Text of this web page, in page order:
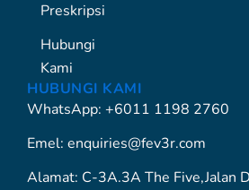
Preskripsi
Hubungi
Kami
HUBUNGI KAMI
WhatsApp: +6011 1198 2760
Emel: enquiries@fev3r.com
Alamat: C-3A.3A The Five,Jalan